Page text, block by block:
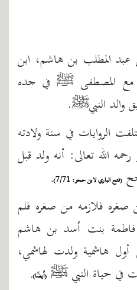
المطلب بن هاشم، ابن
مع المصطفى ﷺ في جده
والد النبيﷺ.
الروايات في سنة ولادته
الله تعالى: أنه ولد قبل
(فتح الباري لابن حجر: 7/71).
فلازمه من صغره فلم
فاطمة بنت أسد بن هاشم
هاشمية ولدت لهاشمي،
في حياة النبي ﷺ (أيضًا).